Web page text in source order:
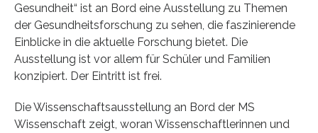
Gesundheit“ ist an Bord eine Ausstellung zu Themen
der Gesundheitsforschung zu sehen, die faszinierende
Einblicke in die aktuelle Forschung bietet. Die
Ausstellung ist vor allem für Schüler und Familien
konzipiert. Der Eintritt ist frei.
Die Wissenschaftsausstellung an Bord der MS
Wissenschaft zeigt, woran Wissenschaftlerinnen und